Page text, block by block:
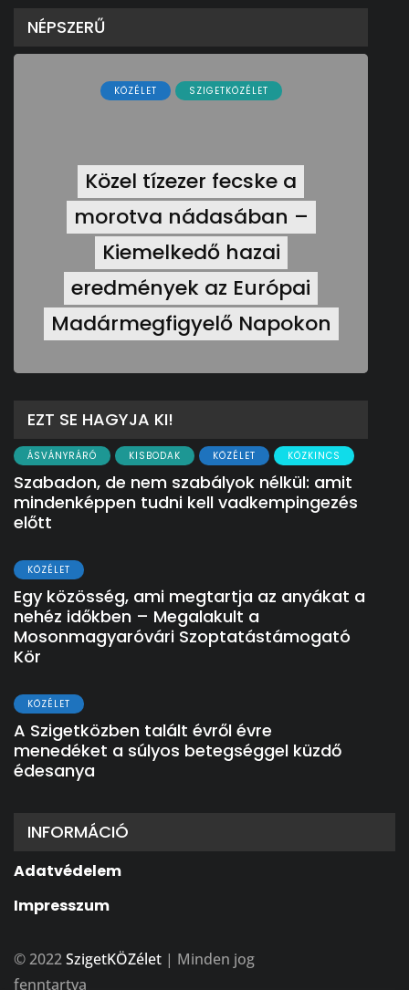
NÉPSZERŰ
KÖZÉLET SZIGETKÖZÉLET
Közel tízezer fecske a
morotva nádasában –
Kiemelkedő hazai
eredmények az Európai
Madármegfigyelő Napokon
EZT SE HAGYJA KI!
ÁSVÁNYRÁRÓ KISBODAK KÖZÉLET KÖZKINCS
Szabadon, de nem szabályok nélkül: amit
mindenképpen tudni kell vadkempingezés
előtt
KÖZÉLET
Egy közösség, ami megtartja az anyákat a
nehéz időkben – Megalakult a
Mosonmagyaróvári Szoptatástámogató
Kör
KÖZÉLET
A Szigetközben talált évről évre
menedéket a súlyos betegséggel küzdő
édesanya
INFORMÁCIÓ
Adatvédelem
Impresszum
© 2022SzigetKÖZélet | Minden jog
fenntartva